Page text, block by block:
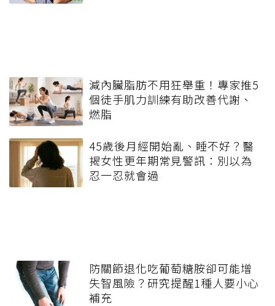
減內臟脂肪不用狂舉重！專家推5
個徒手肌力訓練有助改善代謝、
燃脂
45歲後月經開始亂、睡不好？醫
揭女性更年期常見警訊：別以為
忍一忍就會過
防關節退化吃葡萄糖胺卻可能增
失智風險？研究提醒1種人要小心
補充